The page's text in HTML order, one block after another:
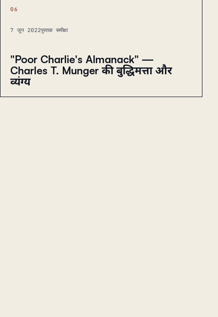
06
7 जून 2022पुस्तक समीक्षा
"Poor Charlie's Almanack" —
Charles T. Munger की बुद्धिमत्ता और
व्यंग्य